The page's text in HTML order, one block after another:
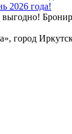
2026 года!
город